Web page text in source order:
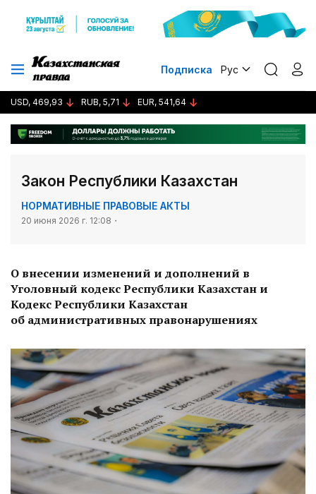
Подписка Рус
USD, 469,93 RUB, 5,71 EUR, 541,64
Закон Республики Казахстан
НОРМАТИВНЫЕ ПРАВОВЫЕ АКТЫ
20 июня 2026 г. 12:08
О внесении изменений и дополнений в
Уголовный кодекс Республики Казахстан и
Кодекс Республики Казахстан
об административных правонарушениях